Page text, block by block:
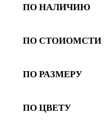
ПО НАЛИЧИЮ
ПО СТОИОМСТИ
ПО РАЗМЕРУ
ПО ЦВЕТУ